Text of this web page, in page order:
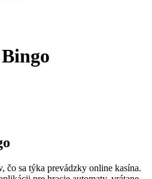
čo sa týka prevádzky online kasína.